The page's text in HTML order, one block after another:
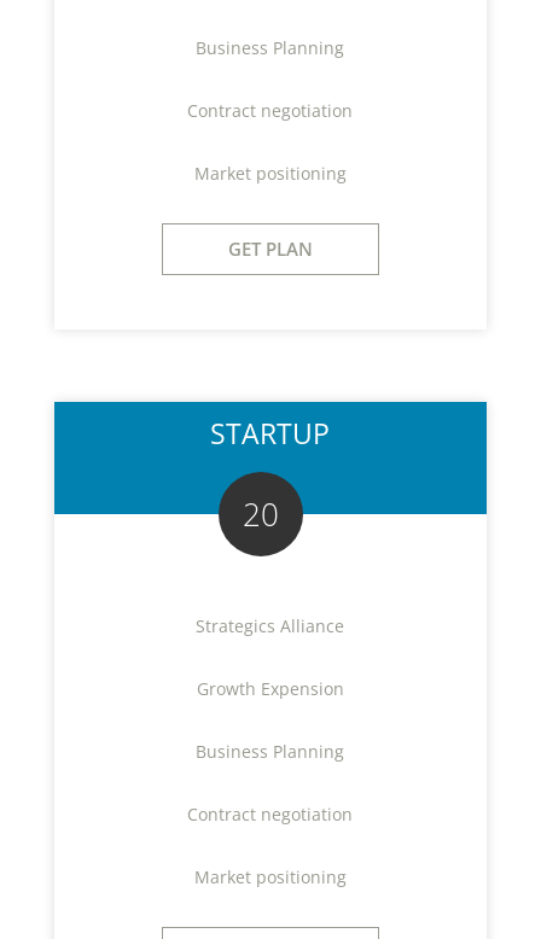
Business Planning
Contract negotiation
Market positioning
GET PLAN
STARTUP
20
Strategics Alliance
Growth Expension
Business Planning
Contract negotiation
Market positioning